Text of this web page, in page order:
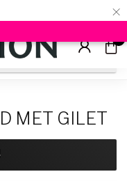
×
0
MET GILET